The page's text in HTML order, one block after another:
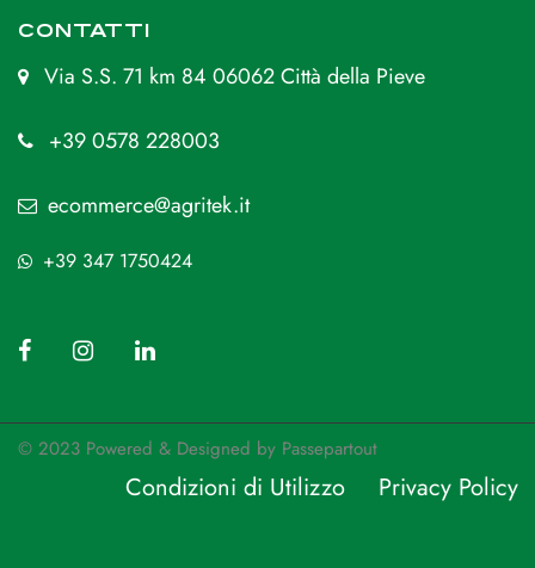
CONTATTI
Via S.S. 71 km 84 06062 Città della Pieve
+39 0578 228003
ecommerce@agritek.it
+39 347 1750424
© 2023 Powered & Designed by Passepartout
Condizioni di Utilizzo Privacy Policy